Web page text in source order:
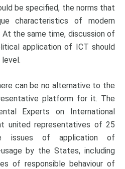
be specified, the norms that
characteristics of modern
the same time, discussion of
application of ICT should
can be no alternative to the
platform for it. The
Experts on International
united representatives of 25
issues of application of
by the States, including
of responsible behaviour of